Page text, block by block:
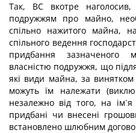
Так, ВС вкотре
подружжям про майно,
спільно нажитого майна,
спільного ведення
придбання зазначеного
власністю подружжя, що
які види майна, за винятком
можуть їм належати
незалежно від того, на
придбані чи внесені
встановлено шлюбним